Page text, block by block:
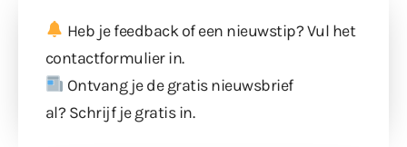
Heb je feedback of een nieuwstip? Vul het
contactformulierin.
Ontvang je de gratis nieuwsbrief
al? Schrijf je gratis in.